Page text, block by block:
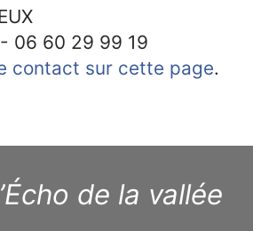
06 60 29 99 19
contact sur cette page.
de la vallée